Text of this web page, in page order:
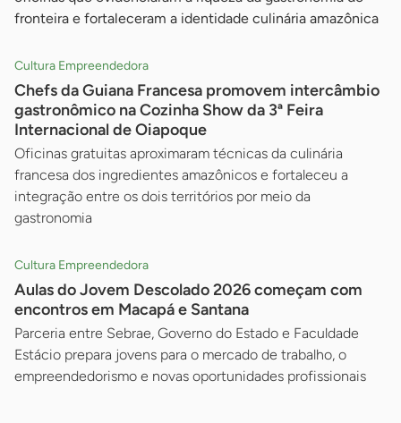
fronteira e fortaleceram a identidade culinária amazônica
Cultura Empreendedora
Chefs da Guiana Francesa promovem intercâmbio
gastronômico na Cozinha Show da 3ª Feira
Internacional de Oiapoque
Oficinas gratuitas aproximaram técnicas da culinária
francesa dos ingredientes amazônicos e fortaleceu a
integração entre os dois territórios por meio da
gastronomia
Cultura Empreendedora
Aulas do Jovem Descolado 2026 começam com
encontros em Macapá e Santana
Parceria entre Sebrae, Governo do Estado e Faculdade
Estácio prepara jovens para o mercado de trabalho, o
empreendedorismo e novas oportunidades profissionais